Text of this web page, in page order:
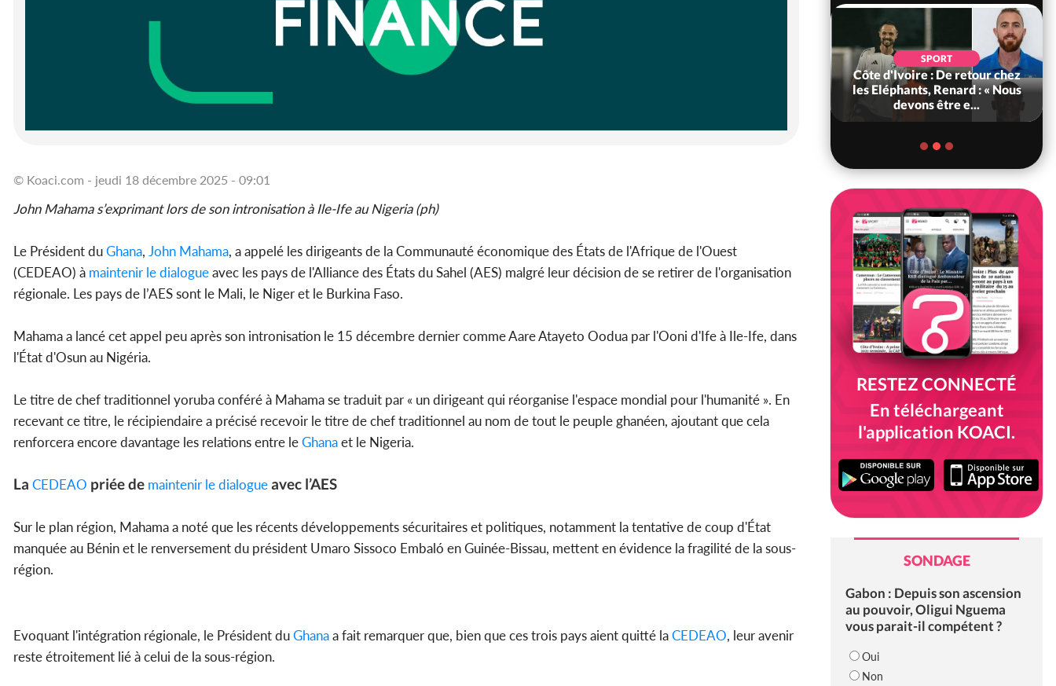
© Koaci.com - jeudi 18 décembre 2025 - 09:01
John Mahama s’exprimant lors de son intronisation à Ile-Ife au Nigeria (ph)
Le Président duGhana, John Mahama, a appelé les dirigeants de la Communauté économique des États de l'Afrique de l'Ouest
(CEDEAO) à maintenir le dialogueavec les pays de l'Alliance des États du Sahel (AES) malgré leur décision de se retirer de l'organisation
régionale. Les pays de l’AES sont le Mali, le Niger et le Burkina Faso.
Mahama a lancé cet appel peu après son intronisation le 15 décembre dernier comme Aare Atayeto Oodua par l'Ooni d'Ife à Ile-Ife, dans
l'État d'Osun au Nigéria.
Le titre de chef traditionnel yoruba conféré à Mahama se traduit par « un dirigeant qui réorganise l'espace mondial pour l'humanité ». En
recevant ce titre, le récipiendaire a précisé recevoir le titre de chef traditionnel au nom de tout le peuple ghanéen, ajoutant que cela
renforcera encore davantage les relations entre leGhanaet le Nigeria.
La CEDEAO priée de maintenir le dialogueavec l’AES
Sur le plan région, Mahama a noté que les récents développements sécuritaires et politiques, notamment la tentative de coup d'État
manquée au Bénin et le renversement du président Umaro Sissoco Embaló en Guinée-Bissau, mettent en évidence la fragilité de la sous-
région.
Evoquant l'intégration régionale, le Président duGhanaa fait remarquer que, bien que ces trois pays aient quitté laCEDEAO, leur avenir
reste étroitement lié à celui de la sous-région.
SPORT
Côte d'Ivoire : De retour chez
les Eléphants, Renard : « Nous
devons être e...
RESTEZ CONNECTÉ
En téléchargeant
l'application KOACI.
SONDAGE
Gabon : Depuis son ascension
au pouvoir, Oligui Nguema
vous parait-il compétent ?
Oui
Non